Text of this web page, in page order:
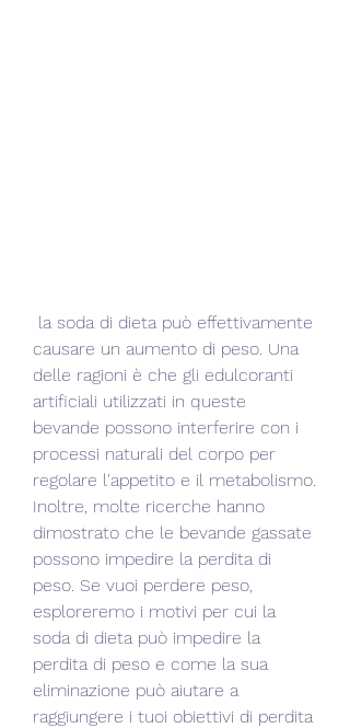
causare un aumento di peso. Una
delle ragioni è che gli edulcoranti
artificiali utilizzati in queste
bevande possono interferire con i
processi naturali del corpo per
regolare l'appetito e il metabolismo.
Inoltre, molte ricerche hanno
dimostrato che le bevande gassate
possono impedire la perdita di
peso. Se vuoi perdere peso,
esploreremo i motivi per cui la
soda di dieta può impedire la
perdita di peso e come la sua
eliminazione può aiutare a
raggiungere i tuoi obiettivi di perdita